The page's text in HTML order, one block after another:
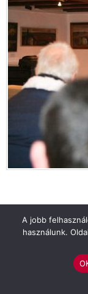
more
Previous article
Értük, nem
Kopogtató
A jobb
használunk.